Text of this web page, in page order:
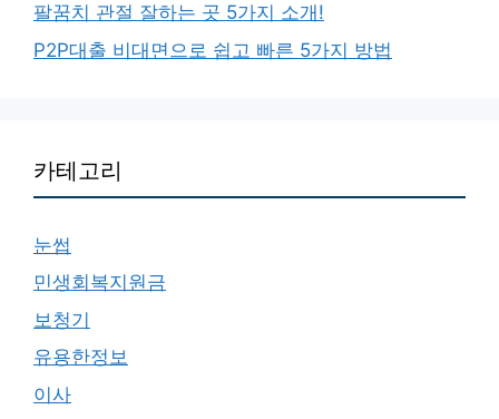
팔꿈치 관절 잘하는 곳 5가지 소개!
P2P대출 비대면으로 쉽고 빠른 5가지 방법
카테고리
눈썹
민생회복지원금
보청기
유용한정보
이사